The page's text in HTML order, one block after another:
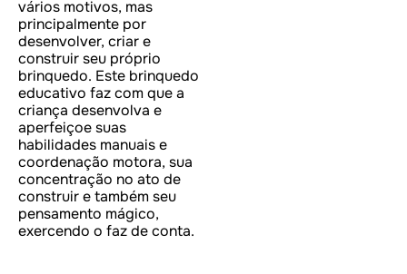
vários motivos, mas
principalmente por
desenvolver, criar e
construir seu próprio
brinquedo. Este brinquedo
educativo faz com que a
criança desenvolva e
aperfeiçoe suas
habilidades manuais e
coordenação motora, sua
concentração no ato de
construir e também seu
pensamento mágico,
exercendo o faz de conta.